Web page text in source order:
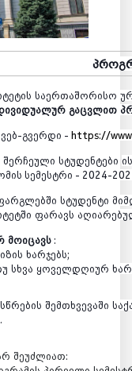
საერთაშორისო
გაცვლით
ვებ-გვერდი - https://
შერჩეული სტუდენტები
სემესტრი - 2024-
სტუდენტი
ფარავს
მოიცავს :
ხარჯებს;
სხვა ყოველდღიურ
შემთხვევაში
.
შეუძლიათ: